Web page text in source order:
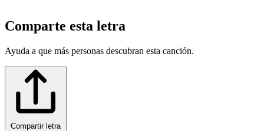
Comparte esta letra
Ayuda a que más personas descubran esta canción.
Compartir letra